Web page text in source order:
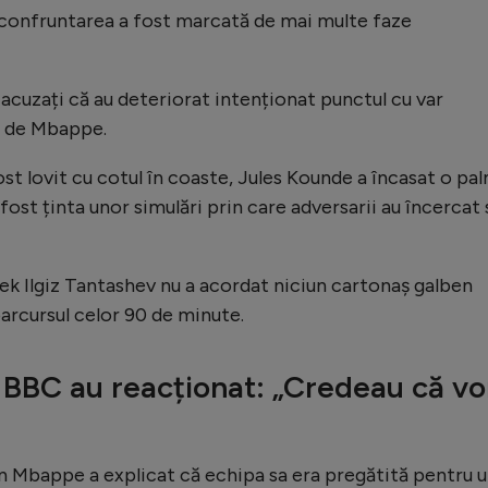
a fost marcată de mai multe faze
că au deteriorat intenționat punctul cu var
Mbappe.
lovit cu cotul în coaste, Jules Kounde a încasat o
ținta unor simulări prin care adversarii au încercat
Ilgiz Tantashev nu a acordat niciun cartonaș galben
celor 90 de minute.
au reacționat: „Credeau că
Mbappe a explicat că echipa sa era pregătită pentru